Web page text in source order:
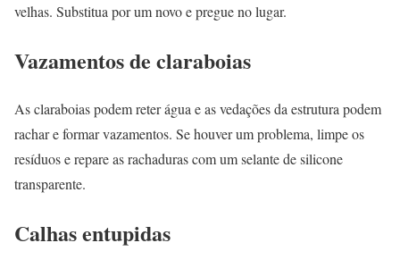
velhas. Substitua por um novo e pregue no lugar.
Vazamentos de claraboias
As claraboias podem reter água e as vedações da estrutura podem
rachar e formar vazamentos. Se houver um problema, limpe os
resíduos e repare as rachaduras com um selante de silicone
transparente.
Calhas entupidas